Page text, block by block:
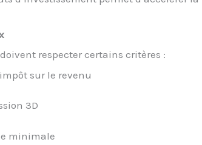
respecter certains critères :
sur le revenu
3D
minimale